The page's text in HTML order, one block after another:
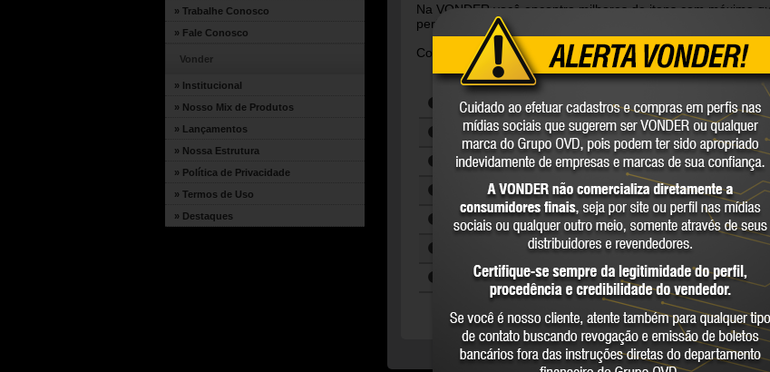
» Trabalhe Conosco
» Fale Conosco
Vonder
» Institucional
» Nosso Mix de Produtos
» Lançamentos
» Nossa Estrutura
» Política de Privacidade
» Termos de Uso
» Destaques
Na VONDER você encontra milhares de itens com máxima
performance e o mais completo mix de ferramentas para
Confira abaixo nossa seleção de produtos:
Abrasivos, polimento e pintura
industrial
Adesivos, lubrificantes e produtos
químicos para tratamento de superfície
Correias, lençóis de borracha,
correntes e rolamentos
Equipamentos de proteção individual,
coletiva, sinalização e segurança
Equipamentos e instrumentos de
medição e teste
Equipamentos para solda, corte,
consumíveis e acessórios
Ferramentas de corte, furação,
rosqueamento, fresamento e acessórios
para máquinas operatrizes
Ferramentas elétricas,
pneumáticas e à combustão
geral e jardinagem
Ferramentas manuais,
para mecânica geral e
Ferramentas,
químicos para construção civil
Mangueiras, tubos,
válvulas para condução de
isolamento térmico e vedação
Máquinas operatrizes,
compressores e bombas
Materiais elétricos
Materias promocionais